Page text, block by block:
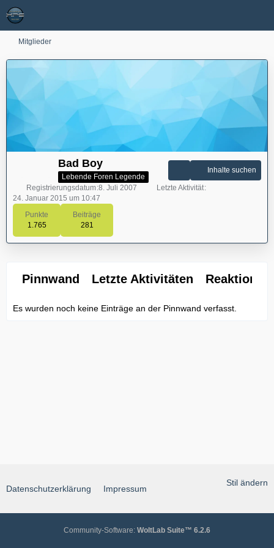
Mitglieder
Bad Boy
Lebende Foren Legende
Punkte
1.765
Beiträge
281
Inhalte suchen
Registrierungsdatum 8. Juli 2007
Letzte Aktivität
24. Januar 2015 um 10:47
Pinnwand Letzte Aktivitäten Reaktionen
Es wurden noch keine Einträge an der Pinnwand verfasst.
Stil ändern
Datenschutzerklärung Impressum
Community-Software: WoltLab Suite™ 6.2.6